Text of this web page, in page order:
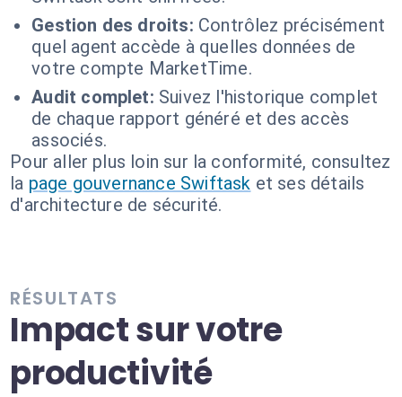
Gestion des droits: Contrôlez précisément
quel agent accède à quelles données de
votre compte MarketTime.
Audit complet: Suivez l'historique complet
de chaque rapport généré et des accès
associés.
Pour aller plus loin sur la conformité, consultez
la page gouvernance Swiftask et ses détails
d'architecture de sécurité.
RÉSULTATS
Impact sur votre
productivité